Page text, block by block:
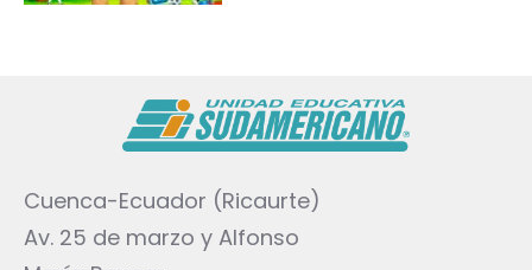
Cuenca-Ecuador (Ricaurte)
Av. 25 de marzo y Alfonso